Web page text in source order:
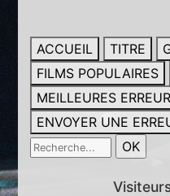
ACCUEIL TITRE
FILMS POPULAIRES
MEILLEURES
ENVOYER UNE